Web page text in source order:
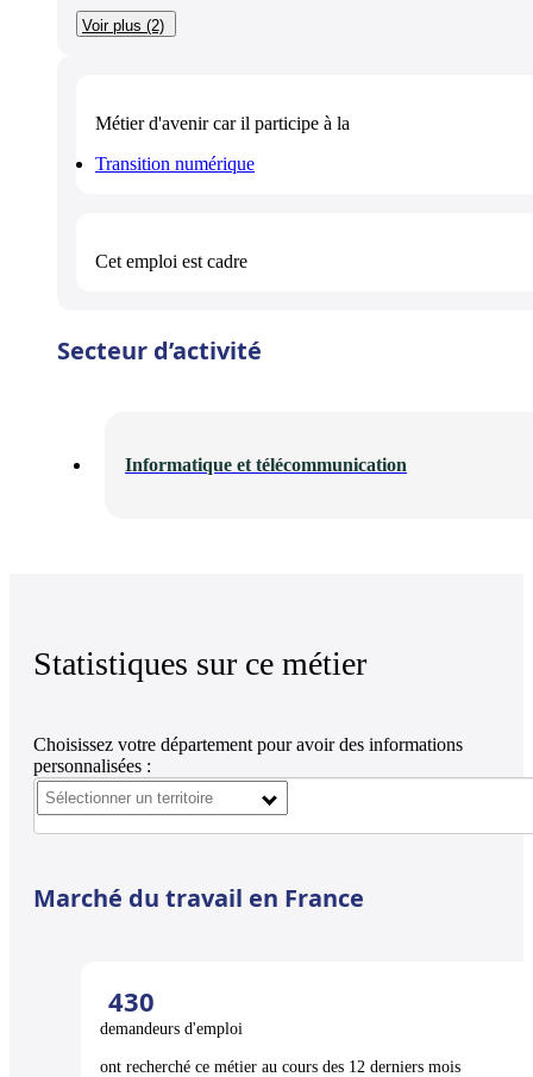
Voir plus (2)
Métier d'avenircar il participe à la
Transition numérique
Cet emploi estcadre
Secteur d’activité
Informatique et télécommunication
Statistiques sur ce métier
Choisissez votre département pour avoir des informations
personnalisées :
Marché du travail en France
430
demandeurs d'emploi
ont recherché ce métier au cours des 12 derniers mois